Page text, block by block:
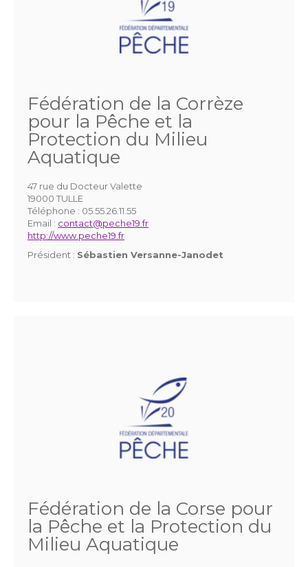
Fédération de la Corrèze
pour la Pêche et la
Protection du Milieu
Aquatique
47 rue du Docteur Valette
19000 TULLE
Téléphone : 05.55.26.11.55
Email : contact@peche19.fr
http://www.peche19.fr
Président : Sébastien Versanne-Janodet
Fédération de la Corse pour
la Pêche et la Protection du
Milieu Aquatique